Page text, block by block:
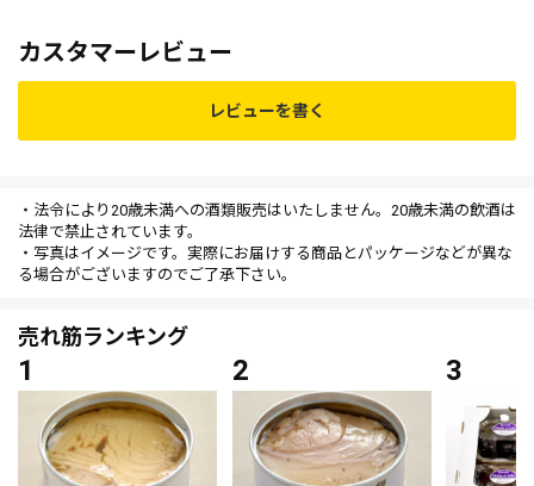
カスタマーレビュー
レビューを書く
・法令により20歳未満への酒類販売はいたしません。20歳未満の飲酒は
法律で禁止されています。
・写真はイメージです。実際にお届けする商品とパッケージなどが異な
る場合がございますのでご了承下さい。
売れ筋ランキング